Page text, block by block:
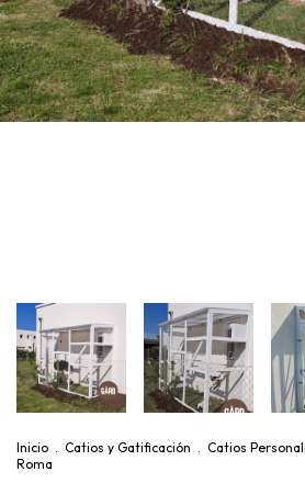
Inicio . Catios y Gatificación . Catios
Roma